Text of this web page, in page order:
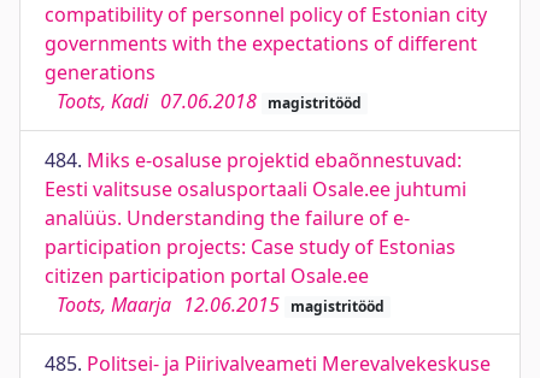
compatibility of personnel policy of Estonian city
governments with the expectations of different
generations
Toots, Kadi 07.06.2018 magistritööd
484. Miks e-osaluse projektid ebaõnnestuvad:
Eesti valitsuse osalusportaali Osale.ee juhtumi
analüüs. Understanding the failure of e-
participation projects: Case study of Estonias
citizen participation portal Osale.ee
Toots, Maarja 12.06.2015 magistritööd
485. Politsei- ja Piirivalveameti Merevalvekeskuse